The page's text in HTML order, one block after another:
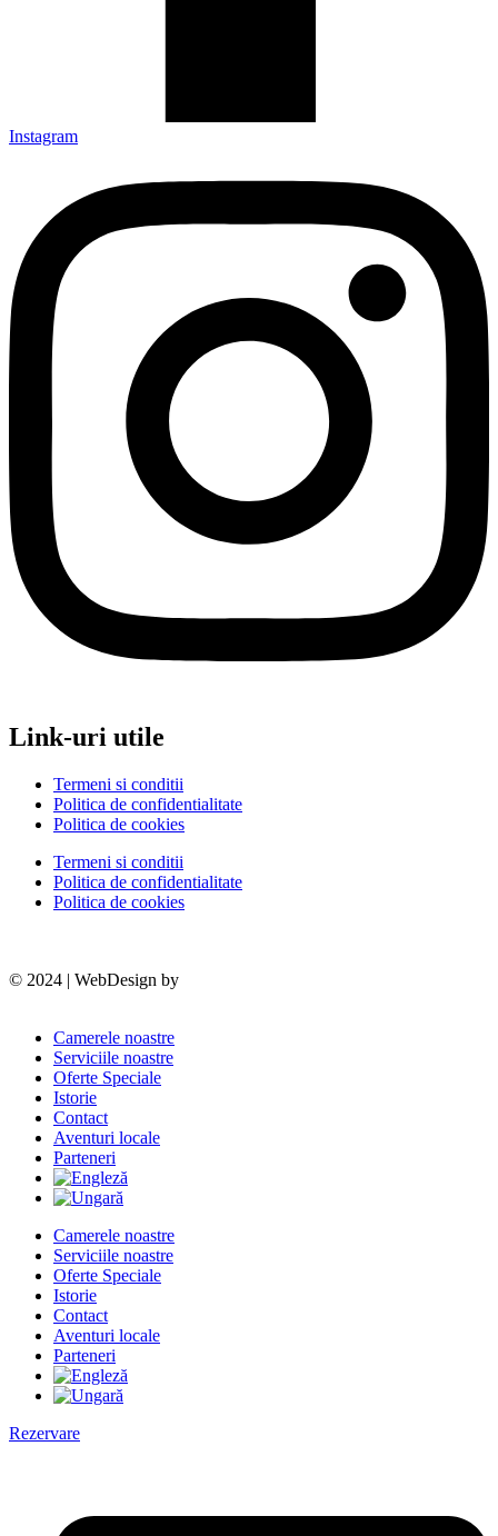
Instagram
Link-uri utile
Termeni si conditii
Politica de confidentialitate
Politica de cookies
Termeni si conditii
Politica de confidentialitate
Politica de cookies
© 2024 | WebDesign by
Camerele noastre
Serviciile noastre
Oferte Speciale
Istorie
Contact
Aventuri locale
Parteneri
Camerele noastre
Serviciile noastre
Oferte Speciale
Istorie
Contact
Aventuri locale
Parteneri
Rezervare